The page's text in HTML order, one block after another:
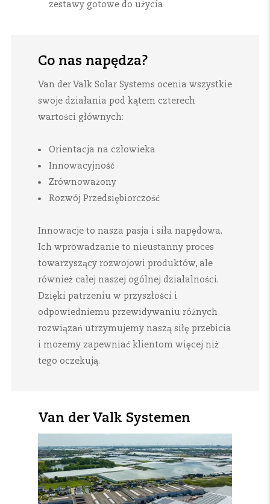
zestawy gotowe do użycia
Co nas napędza?
Van der Valk Solar Systems ocenia wszystkie
swoje działania pod kątem czterech
wartości głównych:
Orientacja na człowieka
Innowacyjność
Zrównoważony
Rozwój Przedsiębiorczość
Innowacje to nasza pasja i siła napędowa.
Ich wprowadzanie to nieustanny proces
towarzyszący rozwojowi produktów, ale
również całej naszej ogólnej działalności.
Dzięki patrzeniu w przyszłości i
odpowiedniemu przewidywaniu różnych
rozwiązań utrzymujemy naszą siłę przebicia
i możemy zapewniać klientom więcej niż
tego oczekują.
Van der Valk Systemen